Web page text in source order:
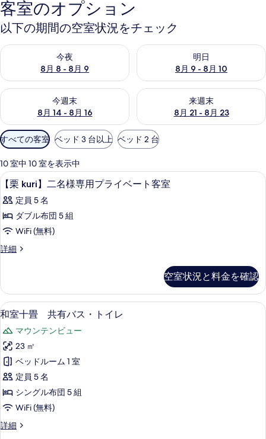
客室のオプション
以下の期間の空室状況をチェック
今夜
8月 8 - 8月 9
今夜 8月 8 - 8月 9 の空室状況をチェック
明日
8月 9 - 8月 10
明日 8月 9 - 8月 10 の空室状
今週末
8月 14 - 8月 16
今週末 8月 14 - 8月 16 の空室状況をチェック
来週末
8月 21 - 8月 23
来週末 8月 21 - 8月 23 の空室
利
用
可
能
な
客
室
の
り
条
件
すべての客室 ベッド 3 台以上 ベッド 2 台
10 室中 10 室を表示中
【栗
kuri】
二
名
様
専
プ
ラ
イ
ベ
ー
ト
客
室
の
す
羽毛の掛け布団、セーフティボック
1
【栗 kuri】二名様専用プライベート客室
定員 5 名
ダブル布団 5 組
WiFi (無料)
詳細
【栗
様
専
用
ラ
イ
ベ
ー
ト
客
室
の
細
空室状況と料金を確認
和
室
十
畳
共
有
バ
ス・
ト
羽毛の掛け布団、セーフティボック
5
和室十畳 共有バス・トイレ
マウンテンビュー
23 ㎡
ベッドルーム 1 室
定員 5 名
シングル布団 5 組
WiFi (無料)
詳細
和